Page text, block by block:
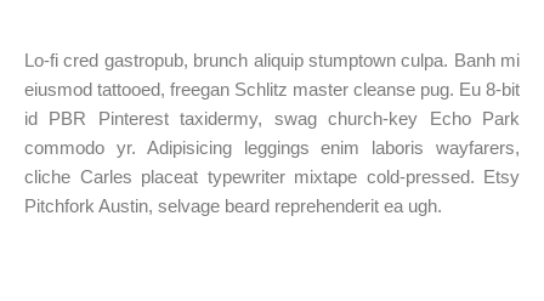
Lo-fi cred gastropub, brunch aliquip stumptown culpa. Banh mi
eiusmod tattooed, freegan Schlitz master cleanse pug. Eu 8-bit
id PBR Pinterest taxidermy, swag church-key Echo Park
commodo yr. Adipisicing leggings enim laboris wayfarers,
cliche Carles placeat typewriter mixtape cold-pressed. Etsy
Pitchfork Austin, selvage beard reprehenderit ea ugh.